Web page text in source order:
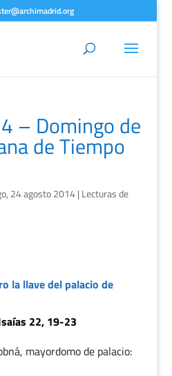
– Domingo de
de Tiempo
24 agosto 2014| Lecturas de
la llave del palacio de
22, 19-23
mayordomo de palacio: